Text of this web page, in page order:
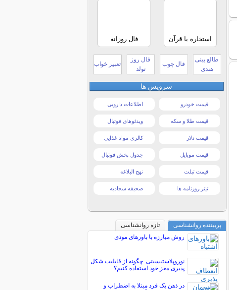
استخاره با قرآن فال روزانه
طالع بینی
هندی
فال چوب
فال روز
تولد
تعبیر خواب
سرویس ها
قیمت خودرو اطلاعات دارویی
قیمت طلا و سکه ویدئوهای فوتبال
قیمت دلار کالری مواد غذایی
قیمت موبایل جدول پخش فوتبال
قیمت تبلت نهج البلاغه
تیتر روزنامه ها صحیفه سجادیه
پربیننده روانشناسی
تازه روانشناسی
روش مبارزه با باورهای موذی
نوروپلاستیسیتی: چگونه از قابلیت شکل
پذیری مغز خود استفاده کنیم؟
در ذهن یک فرد مبتلا به اضطراب و